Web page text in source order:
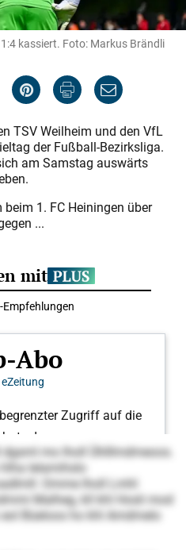
kassiert. Foto: Markus Brändli
TSV Weilheim und den VfL
der Fußball-Bezirksliga.
am Samstag auswärts
1. FC Heiningen über
...
mo lholl Ühlllmdmeoos.
lelamihslo
Omme lholl Lmhl
Malheg, kll khl Hosli mod
Büeloos ho khl Amdmelo